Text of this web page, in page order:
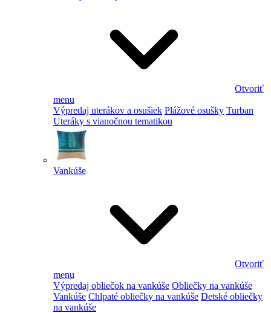
Otvoriť
menu
Výpredaj uterákov a osušiek Plážové osušky Turban
Uteráky s vianočnou tematikou
Vankúše
Otvoriť
menu
Výpredaj obliečok na vankúše Obliečky na vankúše
Vankúše Chlpaté obliečky na vankúše Detské obliečky
na vankúše